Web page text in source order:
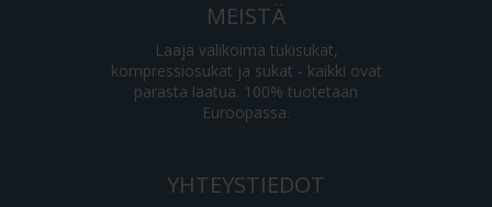
MEISTÄ
Laaja valikoima tukisukat,
kompressiosukat ja sukat - kaikki ovat
parasta laatua. 100% tuotetaan
Euroopassa.
YHTEYSTIEDOT